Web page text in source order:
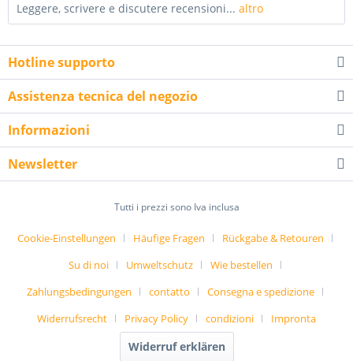
Leggere, scrivere e discutere recensioni... altro
Hotline supporto
Assistenza tecnica del negozio
Informazioni
Newsletter
Tutti i prezzi sono Iva inclusa
Cookie-Einstellungen Häufige Fragen
Rückgabe & Retouren
Su di noi
Umweltschutz
Wie bestellen
Zahlungsbedingungen
contatto
Consegna e spedizione
Widerrufsrecht
Privacy Policy condizioni Impronta
Widerruf erklären